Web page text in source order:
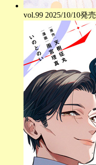
vol.99 2025/10/10発売